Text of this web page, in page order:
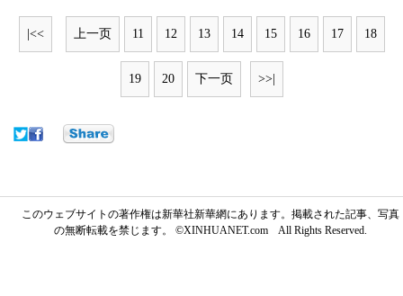
|<< 上一页 11 12 13 14 15 16 17 18
19 20 下一页 >>|
このウェブサイトの著作権は新華社新華網にあります。掲載された記事、写真
の無断転載を禁じます。 ©XINHUANET.com All Rights Reserved.